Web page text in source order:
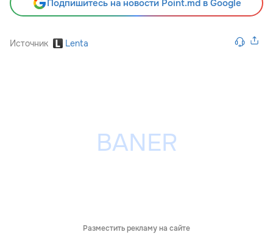
Подпишитесь на новости Point.md в Google
Источник Lenta
Разместить рекламу на сайте